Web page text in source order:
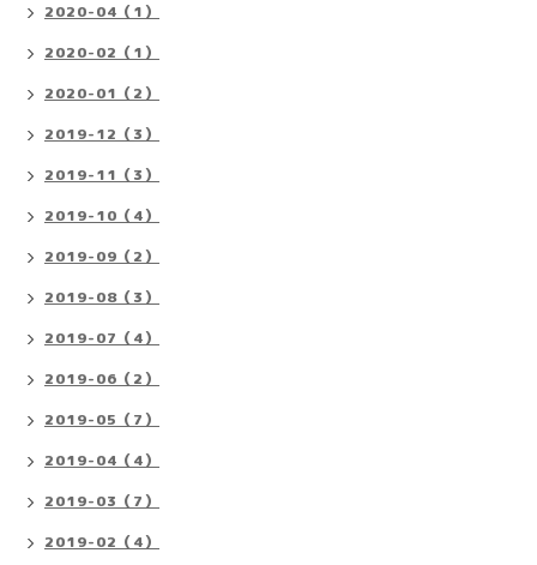
2020-04（1）
2020-02（1）
2020-01（2）
2019-12（3）
2019-11（3）
2019-10（4）
2019-09（2）
2019-08（3）
2019-07（4）
2019-06（2）
2019-05（7）
2019-04（4）
2019-03（7）
2019-02（4）